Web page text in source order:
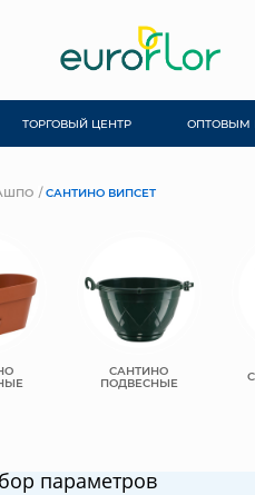
ТОРГОВЫЙ ЦЕНТР ОПТОВЫМ
САНТИНО ВИПСЕТ
САНТИНО
ПОДВЕСНЫЕ
параметров